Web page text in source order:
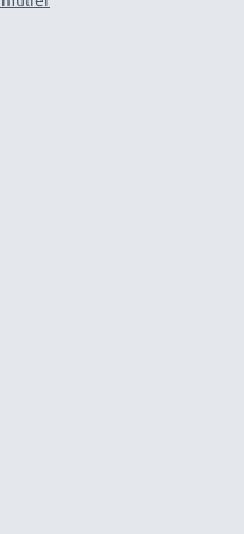
getest op
nu – snelle